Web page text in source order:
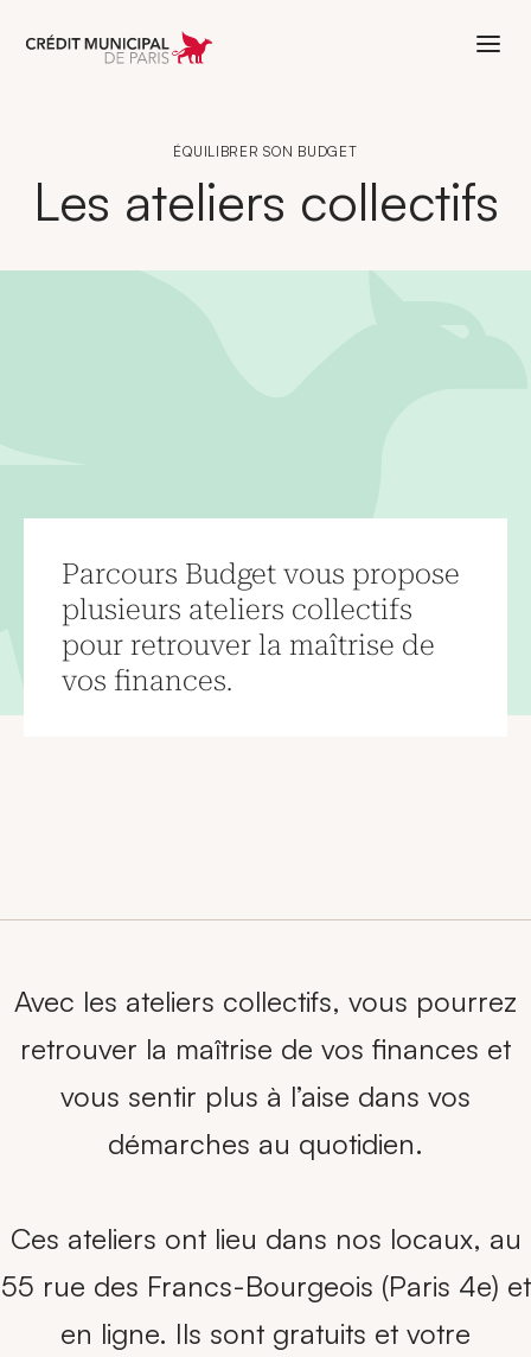
Aller à l'accueil de Crédit Municipal
ÉQUILIBRER SON BUDGET
Les ateliers collectifs
Parcours Budget vous propose
plusieurs ateliers collectifs
pour retrouver la maîtrise de
vos finances.
Avec les ateliers collectifs, vous pourrez
retrouver la maîtrise de vos finances et
vous sentir plus à l’aise dans vos
démarches au quotidien.
Ces ateliers ont lieu dans nos locaux, au
55 rue des Francs-Bourgeois (Paris 4e) et
en ligne. Ils sont gratuits et votre